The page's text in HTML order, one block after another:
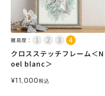
難易度：
クロスステッチフレーム＜N
oel blanc＞
¥11,000税込